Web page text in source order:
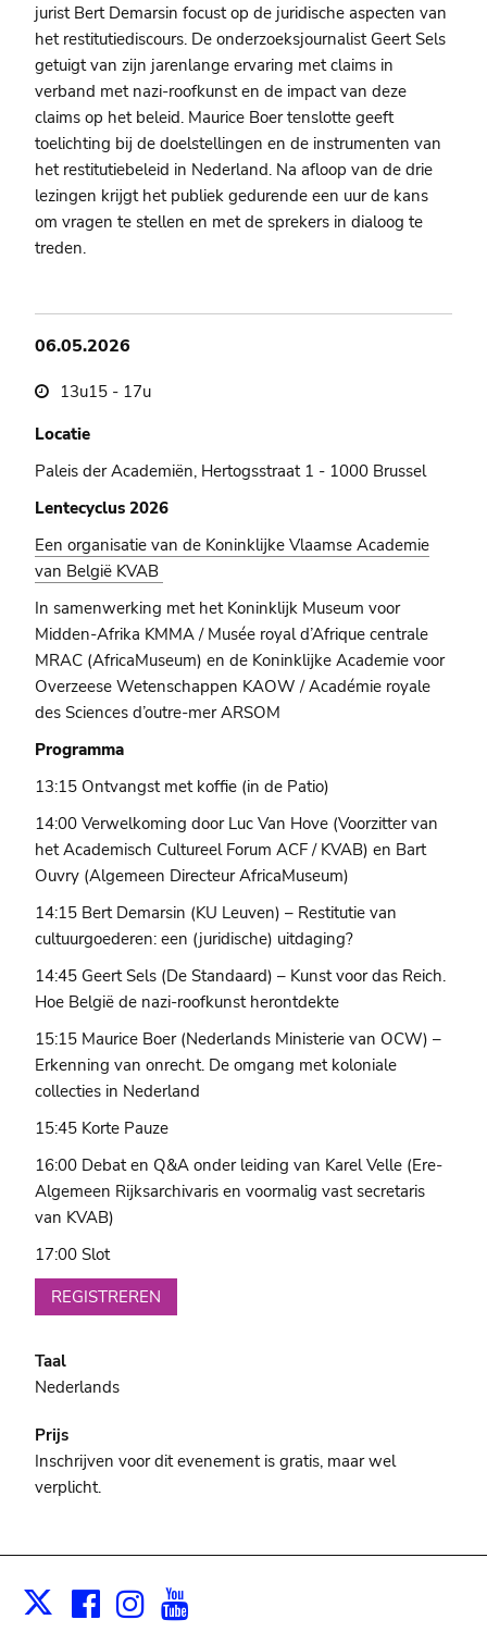
jurist Bert Demarsin focust op de juridische aspecten van
het restitutiediscours. De onderzoeksjournalist Geert Sels
getuigt van zijn jarenlange ervaring met claims in
verband met nazi-roofkunst en de impact van deze
claims op het beleid. Maurice Boer tenslotte geeft
toelichting bij de doelstellingen en de instrumenten van
het restitutiebeleid in Nederland. Na afloop van de drie
lezingen krijgt het publiek gedurende een uur de kans
om vragen te stellen en met de sprekers in dialoog te
treden.
06.05.2026
13u15 - 17u
Locatie
Paleis der Academiën, Hertogsstraat 1 - 1000 Brussel
Lentecyclus 2026
Een organisatie van de Koninklijke Vlaamse Academie
van België KVAB
In samenwerking met het Koninklijk Museum voor
Midden-Afrika KMMA / Musée royal d’Afrique centrale
MRAC (AfricaMuseum) en de Koninklijke Academie voor
Overzeese Wetenschappen KAOW / Académie royale
des Sciences d’outre-mer ARSOM
Programma
13:15 Ontvangst met koffie (in de Patio)
14:00 Verwelkoming door Luc Van Hove (Voorzitter van
het Academisch Cultureel Forum ACF / KVAB) en Bart
Ouvry (Algemeen Directeur AfricaMuseum)
14:15 Bert Demarsin (KU Leuven) – Restitutie van
cultuurgoederen: een (juridische) uitdaging?
14:45 Geert Sels (De Standaard) – Kunst voor das Reich.
Hoe België de nazi-roofkunst herontdekte
15:15 Maurice Boer (Nederlands Ministerie van OCW) –
Erkenning van onrecht. De omgang met koloniale
collecties in Nederland
15:45 Korte Pauze
16:00 Debat en Q&A onder leiding van Karel Velle (Ere-
Algemeen Rijksarchivaris en voormalig vast secretaris
van KVAB)
17:00 Slot
REGISTREREN
Taal
Nederlands
Prijs
Inschrijven voor dit evenement is gratis, maar wel
verplicht.
X Facebook
Instagram